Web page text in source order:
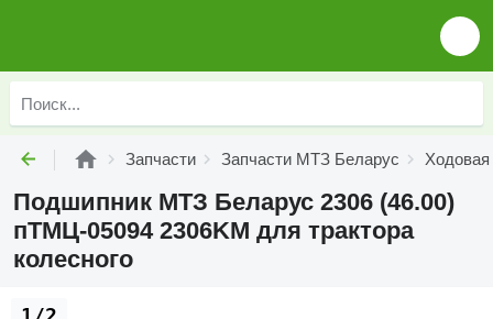
Запчасти Запчасти МТЗ Беларус
Подшипник МТЗ Беларус 2306 (46.00)
пТМЦ-05094 2306KM для трактора
колесного